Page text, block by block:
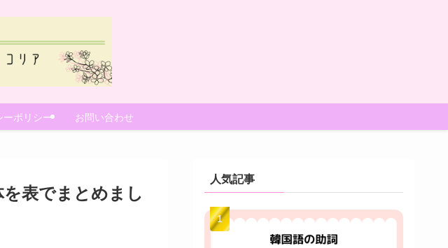
ーポリシー お問い合わせ
表でまとめまし
人気記事